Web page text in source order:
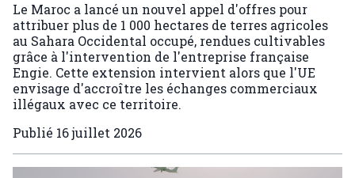
Le Maroc a lancé un nouvel appel d'offres pour
attribuer plus de 1 000 hectares de terres agricoles
au Sahara Occidental occupé, rendues cultivables
grâce à l'intervention de l'entreprise française
Engie. Cette extension intervient alors que l'UE
envisage d'accroître les échanges commerciaux
illégaux avec ce territoire.
Publié 16 juillet 2026